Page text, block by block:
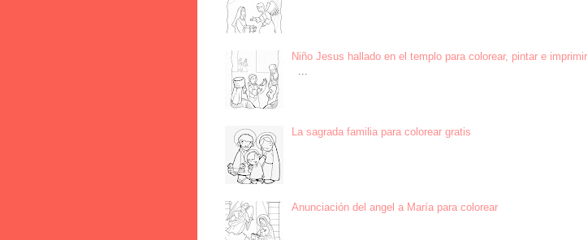
Niño Jesus hallado en el templo para colorear, pintar e imprimir
La sagrada familia para colorear gratis
Anunciación del angel a María para colorear